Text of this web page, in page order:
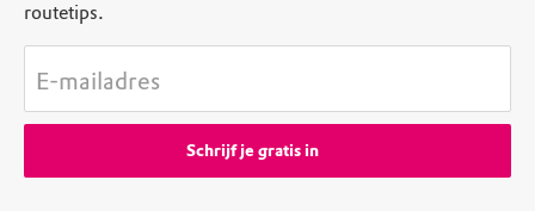
routetips.
E-mailadres
Schrijf je gratis in